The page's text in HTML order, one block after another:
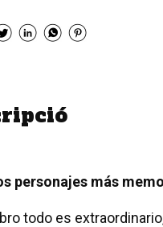
personajes más
todo es